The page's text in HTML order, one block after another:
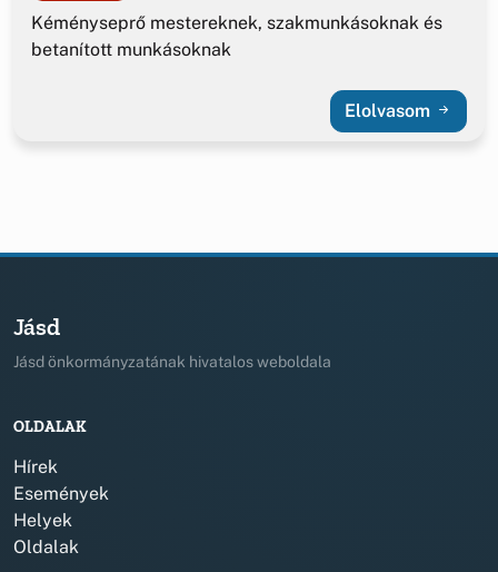
Kéményseprő mestereknek, szakmunkásoknak és
betanított munkásoknak
Elolvasom
Jásd
Jásd önkormányzatának hivatalos weboldala
OLDALAK
Hírek
Események
Helyek
Oldalak